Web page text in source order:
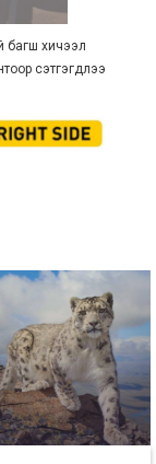
багш хичээл
сэтгэгдлээ